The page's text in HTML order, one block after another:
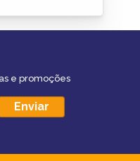
e promoções